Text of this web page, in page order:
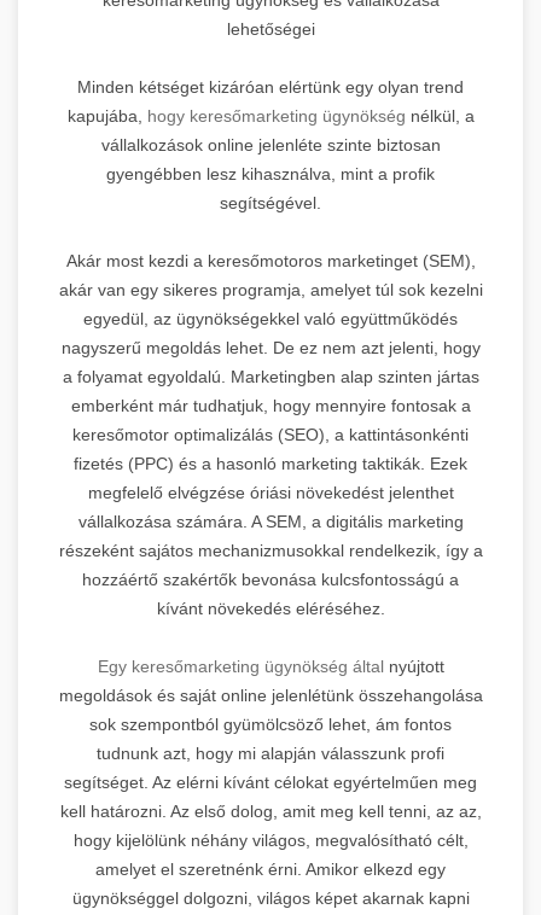
lehetőségei
Minden kétséget kizáróan elértünk egy olyan trend
kapujába, hogy keresőmarketing ügynökség nélkül, a
vállalkozások online jelenléte szinte biztosan
gyengébben lesz kihasználva, mint a profik
segítségével.
Akár most kezdi a keresőmotoros marketinget (SEM),
akár van egy sikeres programja, amelyet túl sok kezelni
egyedül, az ügynökségekkel való együttműködés
nagyszerű megoldás lehet. De ez nem azt jelenti, hogy
a folyamat egyoldalú. Marketingben alap szinten jártas
emberként már tudhatjuk, hogy mennyire fontosak a
keresőmotor optimalizálás (SEO), a kattintásonkénti
fizetés (PPC) és a hasonló marketing taktikák. Ezek
megfelelő elvégzése óriási növekedést jelenthet
vállalkozása számára. A SEM, a digitális marketing
részeként sajátos mechanizmusokkal rendelkezik, így a
hozzáértő szakértők bevonása kulcsfontosságú a
kívánt növekedés eléréséhez.
Egy keresőmarketing ügynökség által nyújtott
megoldások és saját online jelenlétünk összehangolása
sok szempontból gyümölcsöző lehet, ám fontos
tudnunk azt, hogy mi alapján válasszunk profi
segítséget. Az elérni kívánt célokat egyértelműen meg
kell határozni. Az első dolog, amit meg kell tenni, az az,
hogy kijelölünk néhány világos, megvalósítható célt,
amelyet el szeretnénk érni. Amikor elkezd egy
ügynökséggel dolgozni, világos képet akarnak kapni